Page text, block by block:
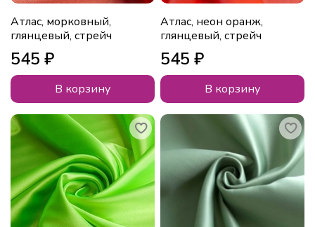
Атлас, морковный,
глянцевый, стрейч
545 ₽
В корзину
Атлас, неон оранж,
глянцевый, стрейч
545 ₽
В корзину